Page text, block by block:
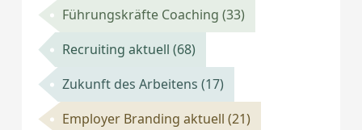
Führungskräfte Coaching(33)
Recruiting aktuell(68)
Zukunft des Arbeitens(17)
Employer Branding aktuell(21)